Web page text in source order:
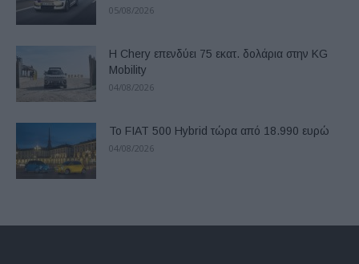
05/08/2026
Η Chery επενδύει 75 εκατ. δολάρια στην KG
Mobility
04/08/2026
Το FIAT 500 Hybrid τώρα από 18.990 ευρώ
04/08/2026